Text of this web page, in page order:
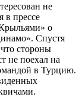
не
в прессе
о
Спустя
стороны
не поехал на
в Турцию.